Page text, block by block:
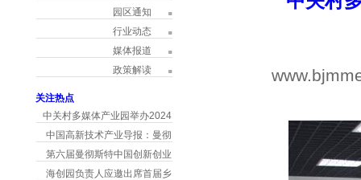
园区通知
行业动态
媒体报道
政策解读
关注热点
中关村多媒体产业园举办2024
中国高新技术产业导报：曼彻
第六届曼彻斯特中国创新创业
海创园负责人应邀出席首届乡